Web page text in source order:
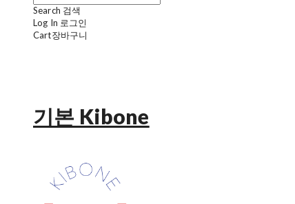
Search 검색
Log In 로그인
Cart장바구니
기본 Kibone